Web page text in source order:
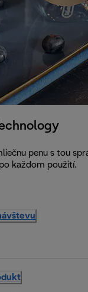
penu s tou
každom použití.